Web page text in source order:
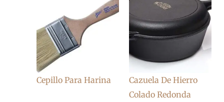
Cepillo Para Harina
Cazuela De Hierro
Colado Redonda